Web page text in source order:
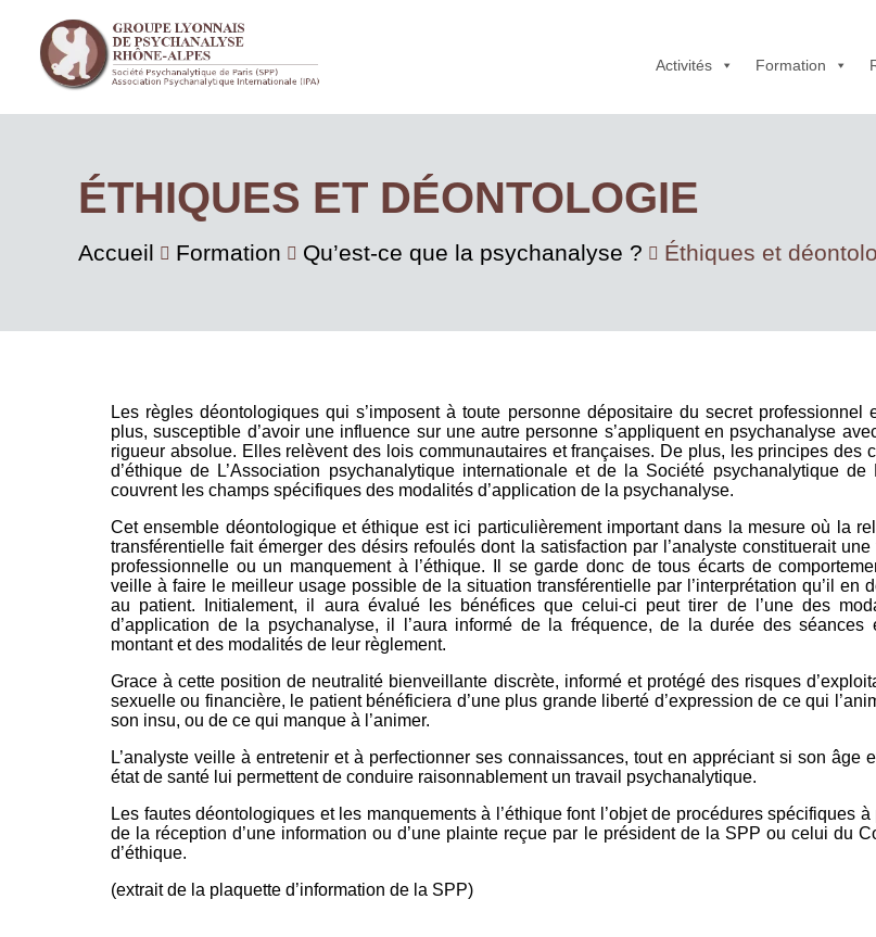
Activités Formation
ÉTHIQUES ET DÉONTOLOGIE
Accueil Formation Qu’est-ce que la psychanalyse ? Éthiques et
Les règles déontologiques qui s’imposent à toute personne dépositaire du secret professionnel
plus, susceptible d’avoir une influence sur une autre personne s’appliquent en psychanalyse
rigueur absolue. Elles relèvent des lois communautaires et françaises. De plus, les principes des
d’éthique de L’Association psychanalytique internationale et de la Société psychanalytique de
couvrent les champs spécifiques des modalités d’application de la psychanalyse.
Cet ensemble déontologique et éthique est ici particulièrement important dans la mesure où la
transférentielle fait émerger des désirs refoulés dont la satisfaction par l’analyste constituerait une
professionnelle ou un manquement à l’éthique. Il se garde donc de tous écarts de
veille à faire le meilleur usage possible de la situation transférentielle par l’interprétation qu’il en
au patient. Initialement, il aura évalué les bénéfices que celui-ci peut tirer de l’une des
d’application de la psychanalyse, il l’aura informé de la fréquence, de la durée des séances
montant et des modalités de leur règlement.
Grace à cette position de neutralité bienveillante discrète, informé et protégé des risques
sexuelle ou financière, le patient bénéficiera d’une plus grande liberté d’expression de ce qui
son insu, ou de ce qui manque à l’animer.
L’analyste veille à entretenir et à perfectionner ses connaissances, tout en appréciant si son âge
état de santé lui permettent de conduire raisonnablement un travail psychanalytique.
Les fautes déontologiques et les manquements à l’éthique font l’objet de procédures spécifiques à
de la réception d’une information ou d’une plainte reçue par le président de la SPP ou celui du
d’éthique.
(extrait de la plaquette d’information de la SPP)